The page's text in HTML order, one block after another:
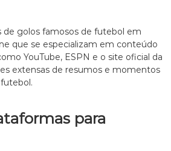
de golos famosos de futebol em
que se especializam em conteúdo
YouTube, ESPN e o site oficial da
extensas de resumos e momentos
para